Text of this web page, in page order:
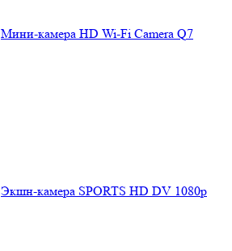
Мини-камера HD Wi-Fi Camera Q7
Экшн-камера SPORTS HD DV 1080р